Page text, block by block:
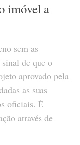
imóvel a
sem as
sinal de que o
aprovado pela
as suas
oficiais. É
através de